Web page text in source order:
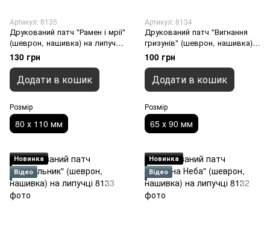
Артикул: 8135
Друкований патч "Рамен і мрії"
(шеврон, нашивка) на липучці,
80 х 110 мм
130 грн
Додати в кошик
Розмір
80 х 110 мм
Артикул: 8134
Друкований патч "Вигнання
гризунів" (шеврон, нашивка)
на липучці, 65 х 90 мм
100 грн
Додати в кошик
Розмір
65 х 90 мм
Новинка
Відео
Новинка
Відео